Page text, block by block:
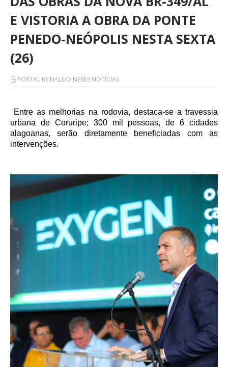
E VISTORIA A OBRA DA PONTE
PENEDO-NEÓPOLIS NESTA SEXTA
(26)
PORTAL REINALDO NERES NOTÍCIAS
Entre as melhorias na rodovia, destaca-se a travessia
urbana de Coruripe; 300 mil pessoas, de 6 cidades
alagoanas, serão diretamente beneficiadas com as
intervenções.